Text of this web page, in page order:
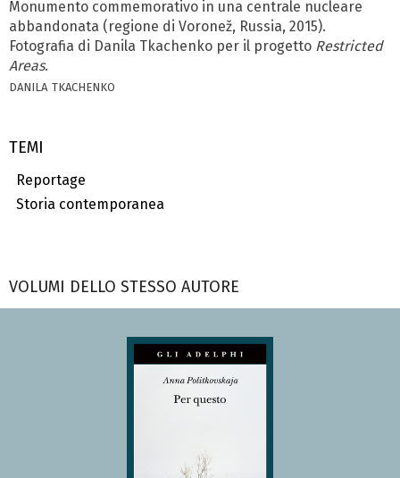
Monumento commemorativo in una centrale nuclea­re
abbandonata (regione di Voronež, Russia, 2015).
Fotografia di Danila Tkachenko per il progetto Restricted
Areas.
danila tkachenko
TEMI
Reportage
Storia contemporanea
VOLUMI DELLO STESSO AUTORE